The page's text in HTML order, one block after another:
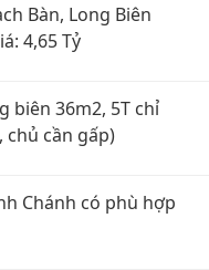
Bàn, Long Biên
4,65 Tỷ
biên 36m2, 5T chỉ
chủ cần gấp)
Chánh có phù hợp